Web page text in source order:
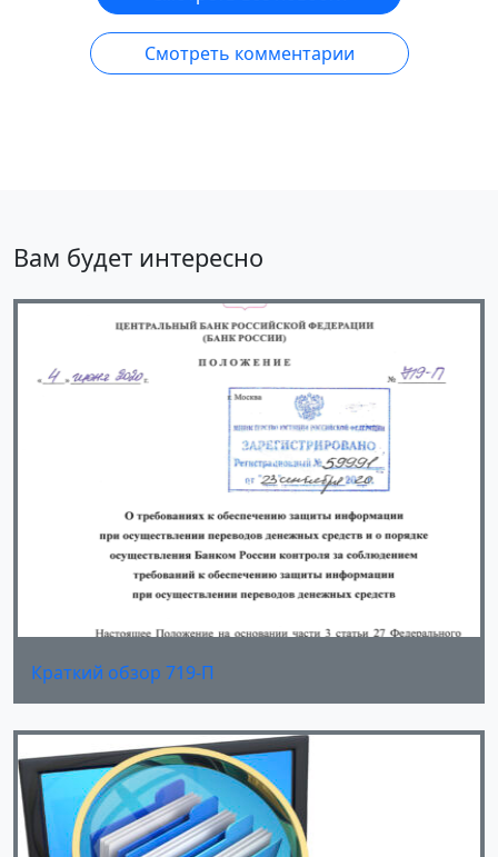
Смотреть комментарии
Вам будет интересно
Краткий обзор 719-П